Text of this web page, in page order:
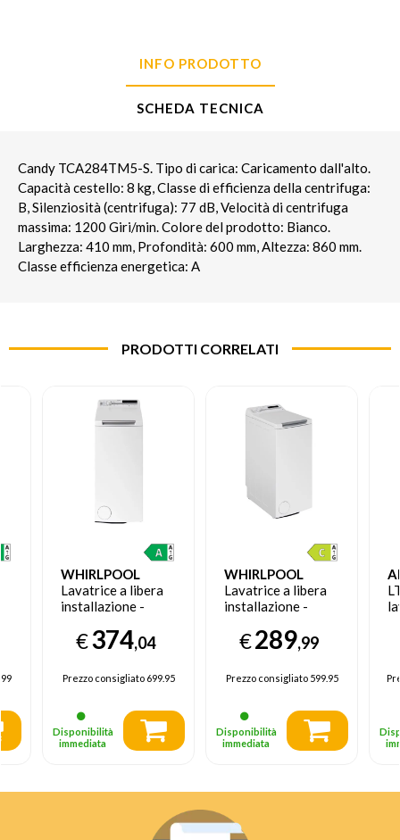
INFO PRODOTTO
SCHEDA TECNICA
Candy TCA284TM5-S. Tipo di carica: Caricamento dall'alto.
Capacità cestello: 8 kg, Classe di efficienza della centrifuga:
B, Silenziosità (centrifuga): 77 dB, Velocità di centrifuga
massima: 1200 Giri/min. Colore del prodotto: Bianco.
Larghezza: 410 mm, Profondità: 600 mm, Altezza: 860 mm.
Classe efficienza energetica: A
PRODOTTI CORRELATI
WHIRLPOOL
Lavatrice a libera
installazione -
€374,04
Prezzo consigliato699.95
Disponibilità
immediata
WHIRLPOOL
Lavatrice a libera
installazione -
€289,99
Prezzo consigliato599.95
Disponibilità
immediata